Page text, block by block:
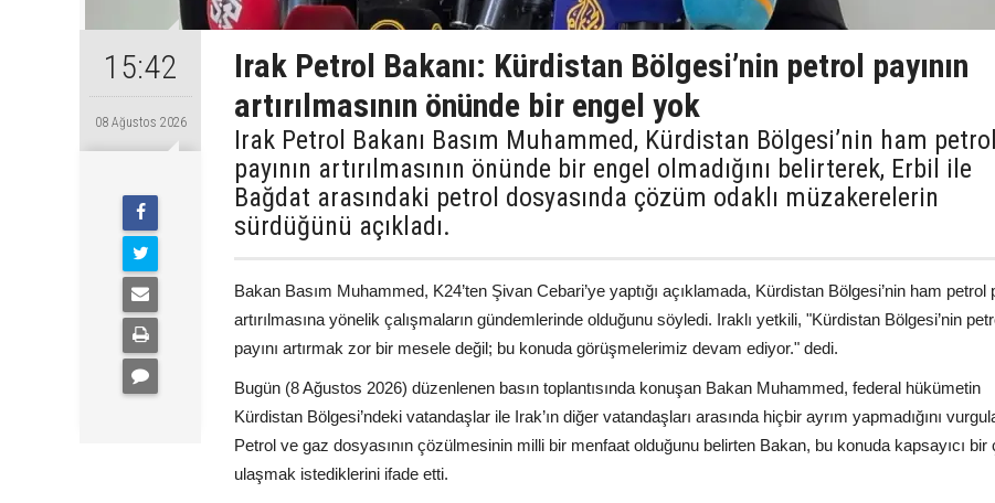
15:42
08 Ağustos 2026
Irak Petrol Bakanı: Kürdistan Bölgesi’nin petrol payının
artırılmasının önünde bir engel yok
Irak Petrol Bakanı Basım Muhammed, Kürdistan Bölgesi’nin ham petrol
payının artırılmasının önünde bir engel olmadığını belirterek, Erbil ile
Bağdat arasındaki petrol dosyasında çözüm odaklı müzakerelerin
sürdüğünü açıkladı.
Bakan Basım Muhammed, K24’ten Şivan Cebari’ye yaptığı açıklamada, Kürdistan Bölgesi’nin ham petrol
artırılmasına yönelik çalışmaların gündemlerinde olduğunu söyledi. Iraklı yetkili, "Kürdistan Bölgesi’nin
payını artırmak zor bir mesele değil; bu konuda görüşmelerimiz devam ediyor." dedi.
Bugün (8 Ağustos 2026) düzenlenen basın toplantısında konuşan Bakan Muhammed, federal hükümetin
Kürdistan Bölgesi’ndeki vatandaşlar ile Irak’ın diğer vatandaşları arasında hiçbir ayrım yapmadığını
Petrol ve gaz dosyasının çözülmesinin milli bir menfaat olduğunu belirten Bakan, bu konuda kapsayıcı bir
ulaşmak istediklerini ifade etti.